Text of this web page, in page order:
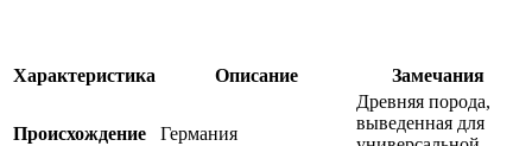
Характеристика Описание Замечания
Происхождение Германия
Древняя порода,
выведенная для